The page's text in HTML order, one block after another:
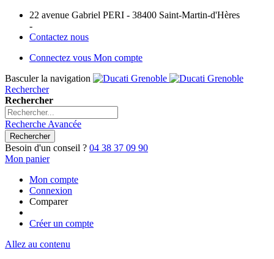
22 avenue Gabriel PERI - 38400 Saint-Martin-d'Hères
-
Contactez nous
Connectez vous Mon compte
Basculer la navigation
Rechercher
Rechercher
Recherche Avancée
Rechercher
Besoin d'un conseil ? 04 38 37 09 90
Mon panier
Mon compte
Connexion
Comparer
Créer un compte
Allez au contenu